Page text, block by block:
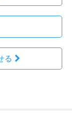
る